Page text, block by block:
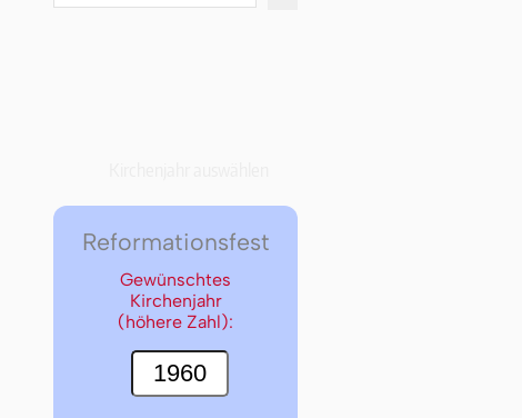
Reformationsfest
Gewünschtes
Kirchenjahr
(höhere Zahl):